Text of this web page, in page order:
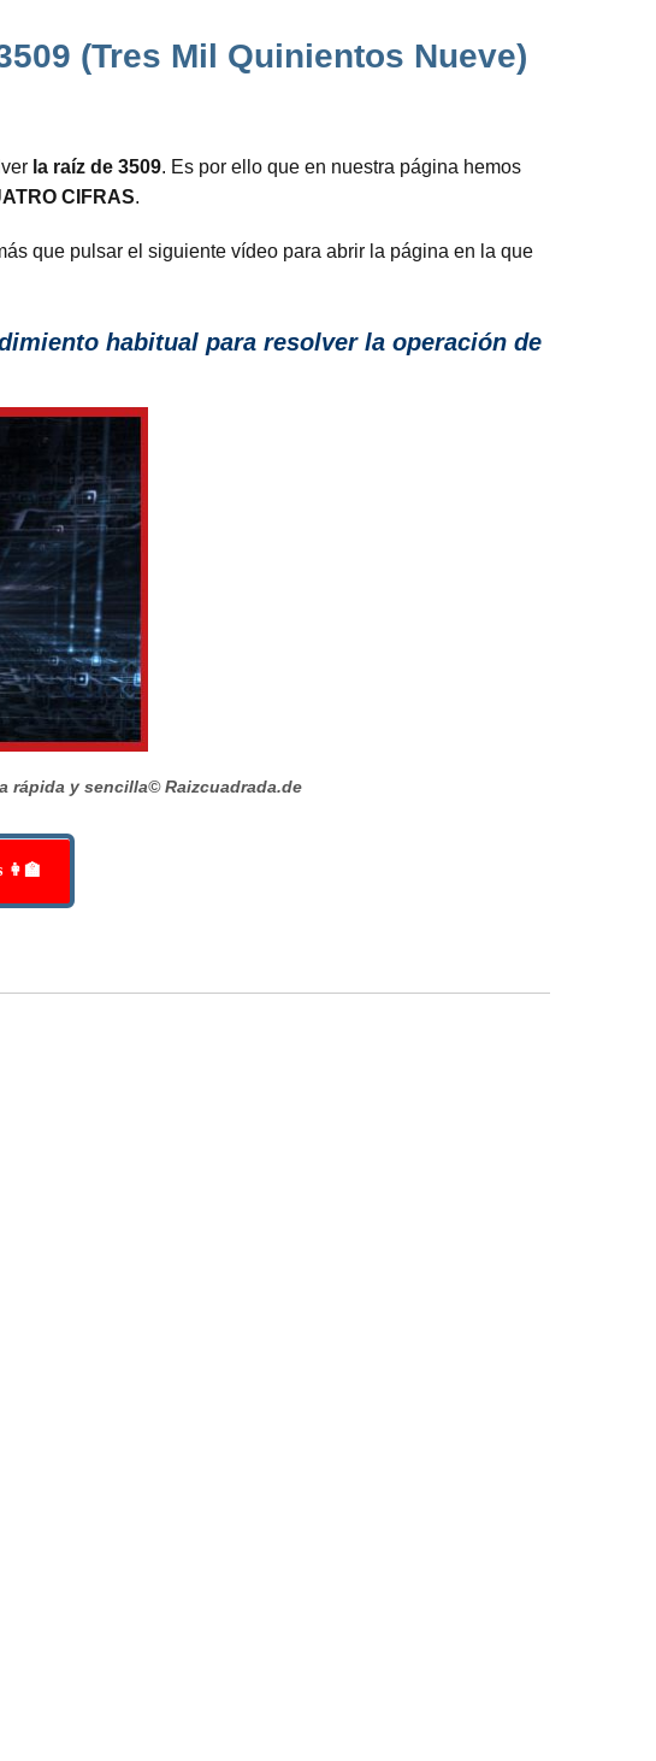
(Tres Mil Quinientos Nueve)
la raíz de 3509. Es por ello que en nuestra página hemos
CIFRAS.
que pulsar el siguiente vídeo para abrir la página en la que
habitual para resolver la operación de
rápida y sencilla© Raizcuadrada.de
👩‍🏫